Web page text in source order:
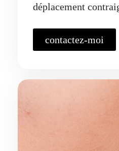
déplacement
contactez-moi